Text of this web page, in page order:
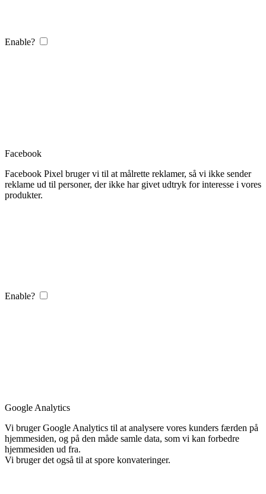
Enable?
Facebook
Facebook Pixel bruger vi til at målrette reklamer, så vi ikke sender
reklame ud til personer, der ikke har givet udtryk for interesse i vores
produkter.
Enable?
Google Analytics
Vi bruger Google Analytics til at analysere vores kunders færden på
hjemmesiden, og på den måde samle data, som vi kan forbedre
hjemmesiden ud fra.
Vi bruger det også til at spore konvateringer.